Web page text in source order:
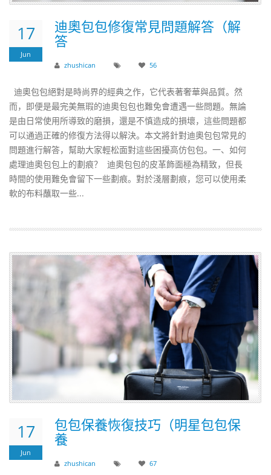
17
Jun
迪奧包包修復常見問題解答（解
答
zhushican 56
迪奧包包絕對是時尚界的經典之作，它代表著奢華與品質。然
而，即便是最完美無瑕的迪奧包包也難免會遭遇一些問題。無論
是由日常使用所導致的磨損，還是不慎造成的損壞，這些問題都
可以通過正確的修復方法得以解決。本文將針對迪奧包包常見的
問題進行解答，幫助大家輕松面對這些困擾高仿包包。一、如何
處理迪奧包包上的劃痕？ 迪奧包包的皮革飾面極為精致，但長
時間的使用難免會留下一些劃痕。對於淺層劃痕，您可以使用柔
軟的布料蘸取一些...
17
Jun
包包保養恢復技巧（明星包包保
養
zhushican 67